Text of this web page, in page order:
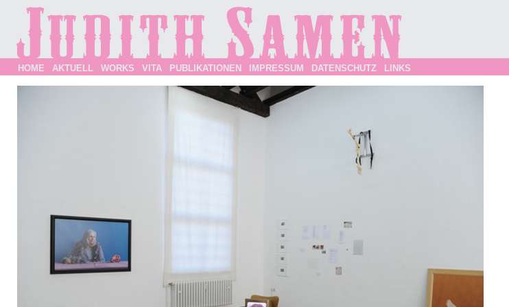
HOME AKTUELL WORKS VITA PUBLIKATIONEN IMPRESSUM DATENSCHUTZ LINKS